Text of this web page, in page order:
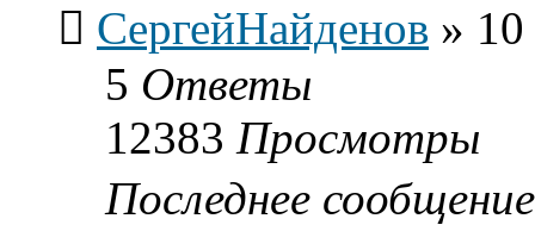
СергейНайденов »
5 Ответы
12383 Просмотры
Последнее